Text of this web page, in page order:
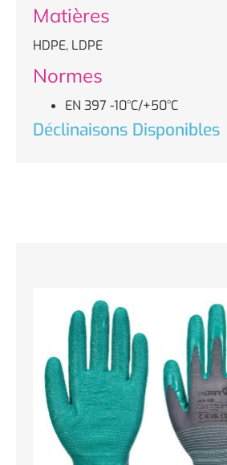
Matières
HDPE, LDPE
Normes
EN 397 -10°C/+50°C
Déclinaisons Disponibles